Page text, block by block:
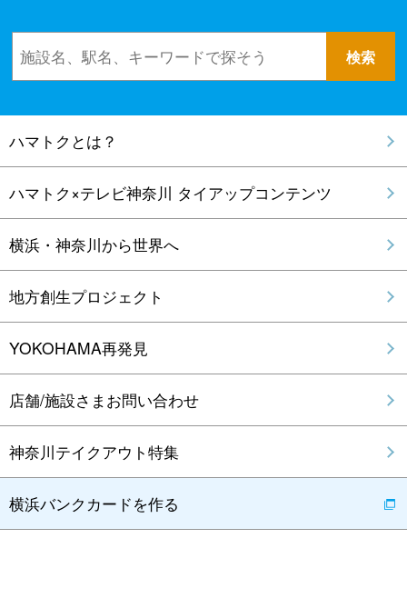
ハマトクとは？
ハマトク×テレビ神奈川 タイアップコンテンツ
横浜・神奈川から世界へ
地方創生プロジェクト
YOKOHAMA再発見
店舗/施設さまお問い合わせ
神奈川テイクアウト特集
横浜バンクカードを作る